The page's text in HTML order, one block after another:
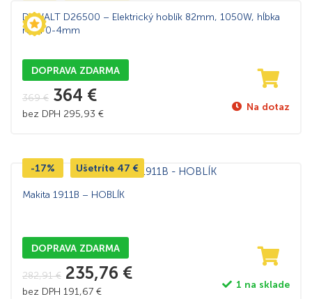
DeWALT D26500 – Elektrický hoblík 82mm, 1050W, hĺbka
rezu 0-4mm
DOPRAVA ZDARMA
369€ 364 €
bez DPH 295,93 €
Na dotaz
-17% Ušetríte 47 €
Makita 1911B – HOBLÍK
DOPRAVA ZDARMA
282,91€ 235,76 €
bez DPH 191,67 €
1 na sklade